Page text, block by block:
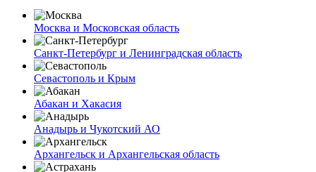
Москва и Московская область
Санкт-Петербург и Ленинградская область
Севастополь и Крым
Абакан и Хакасия
Анадырь и Чукотский АО
Архангельск и Архангельская область